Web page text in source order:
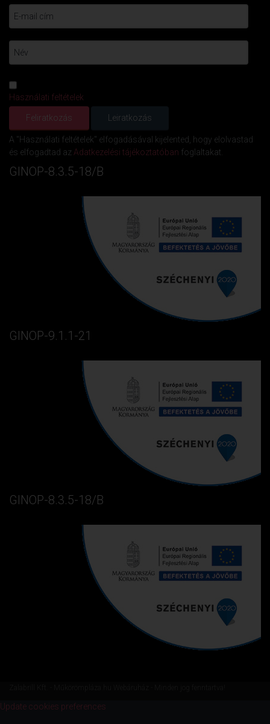
Használati feltételek
A "Használati feltételek" elfogadásával kijelented, hogy elolvastad
és elfogadtad az Adatkezelési tájékoztatóban foglaltakat.
GINOP-8.3.5-18/B
GINOP-9.1.1-21
GINOP-8.3.5-18/B
Update cookies preferences